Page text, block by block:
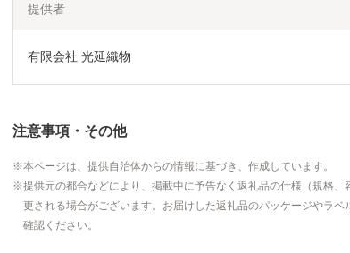
提供者
有限会社 光延織物
注意事項・その他
本ページは、提供自治体からの情報に基づき、作成しています。
提供元の都合などにより、掲載中に予告なく返礼品の仕様（規格
更される場合がございます。お届けした返礼品のパッケージやラ
確認ください。